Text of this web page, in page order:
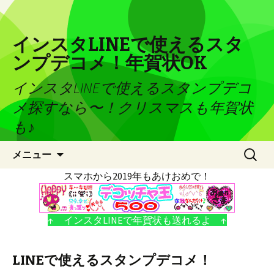
インスタLINEで使えるスタ
ンプデコメ！年賀状OK
インスタLINEで使えるスタンプデコ
メ探すなら〜！クリスマスも年賀状
も♪
メニュー
検
スマホから2019年もあけおめで！
↑ インスタLINEで年賀状も送れるよ ↑
LINEで使えるスタンプデコメ！